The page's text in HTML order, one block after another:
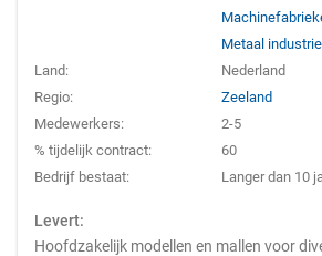
Metaal industrie
Land:
Nederland
Regio:
Zeeland
Medewerkers:
2-5
% tijdelijk contract:
60
Bedrijf bestaat:
Langer dan 10
Levert:
Hoofdzakelijk modellen en mallen voor